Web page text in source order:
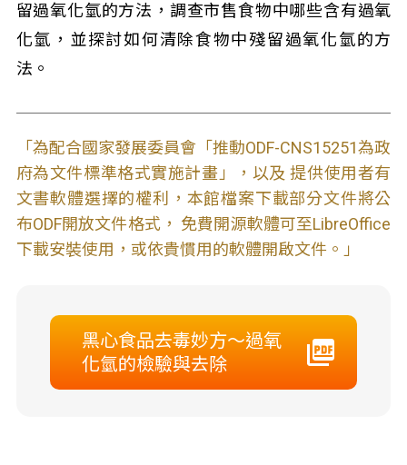
留過氧化氫的方法，調查市售食物中哪些含有過氧
化氫，並探討如何清除食物中殘留過氧化氫的方
法。
「為配合國家發展委員會「推動ODF-CNS15251為政
府為文件標準格式實施計畫」，以及 提供使用者有
文書軟體選擇的權利，本館檔案下載部分文件將公
布ODF開放文件格式， 免費開源軟體可至LibreOffice
下載安裝使用，或依貴慣用的軟體開啟文件。」
黑心食品去毒妙方～過氧
化氫的檢驗與去除